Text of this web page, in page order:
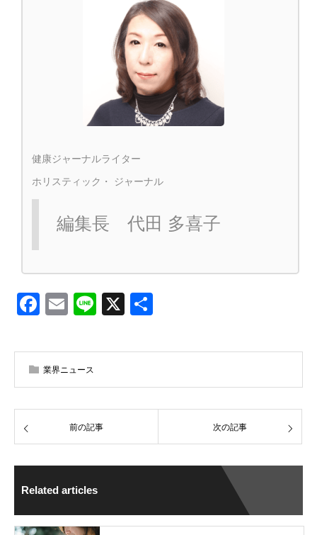
健康ジャーナルライター
ホリスティック・ ジャーナル
編集長 代田 多喜子
Facebook
Email
Line
X
業界ニュース
前の記事 次の記事
Related articles